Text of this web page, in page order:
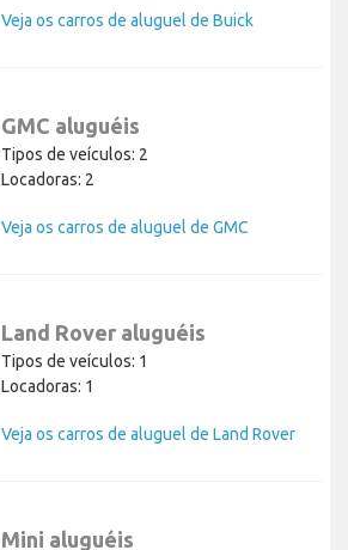
Veja os carros de aluguel de Buick
GMC aluguéis
Tipos de veículos: 2
Locadoras: 2
Veja os carros de aluguel de GMC
Land Rover aluguéis
Tipos de veículos: 1
Locadoras: 1
Veja os carros de aluguel de Land Rover
Mini aluguéis